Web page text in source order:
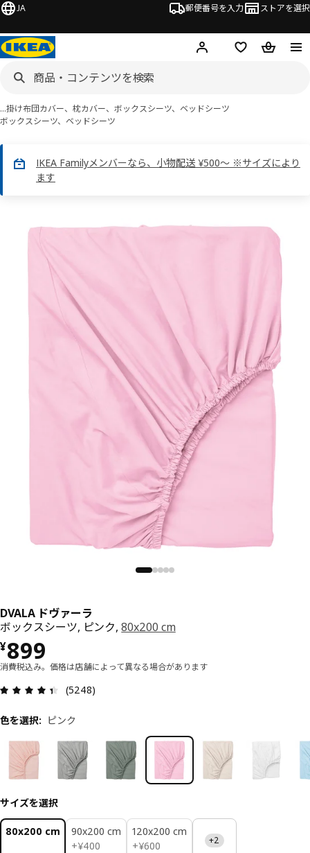
JA 郵便番号を入力 ストアを選択
ログイン・新規入会
欲しいものリスト
カート
…掛け布団カバー、枕カバー、ボックスシーツ、ベッドシーツ
ボックスシーツ、ベッドシーツ
IKEA Familyメンバーなら、小物配送 ¥500～ ※サイズにより
ます
ドヴァーラ画像
キップ
DVALA ドヴァーラ
ボックスシーツ, ピンク,80x200 cm
¥899
価格 ¥ 899
消費税込み。価格は店舗によって異なる場合があります
(5248)
色を選択: ピンク
サイズを選択
80x200 cm
90x200 cm
+¥400
¥ 400
120x200 cm
+¥600
¥ 600 +2